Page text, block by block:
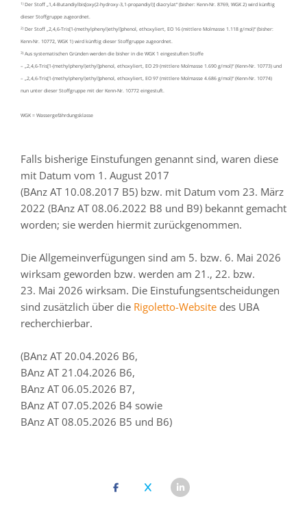
1)Der Stoff „1,4-Butandiylbis[oxy(2-hydroxy-3,1-propandiyl)] diacrylat“ (bisher: Kenn-Nr. 8769, WGK 2) wird künftig
dieser Stoffgruppe zugeordnet.
2)Der Stoff „2,4,6-Tris[1-(methylphenyl)ethyl]phenol, ethoxyliert, EO 16 (mittlere Molmasse 1.118 g/mol)“ (bisher:
Kenn-Nr. 10772, WGK 1) wird künftig dieser Stoffgruppe zugeordnet.
3)Aus systematischen Gründen werden die bisher in die WGK 1 eingestuften Stoffe
– „2,4,6-Tris[1-(methylphenyl)ethyl]phenol, ethoxyliert, EO 29 (mittlere Molmasse 1.690 g/mol)“ (Kenn-Nr. 10773) und
– „2,4,6-Tris[1-(methylphenyl)ethyl]phenol, ethoxyliert, EO 97 (mittlere Molmasse 4.686 g/mol)“ (Kenn-Nr. 10774)
nun unter dieser Stoffgruppe mit der Kenn-Nr. 10772 eingestuft.
WGK = Wassergefährdungsklasse
Falls bisherige Einstufungen genannt sind, waren diese
mit Datum vom 1. August 2017
(BAnz AT 10.08.2017 B5) bzw. mit Datum vom 23. März
2022 (BAnz AT 08.06.2022 B8 und B9) bekannt gemacht
worden; sie werden hiermit zurückgenommen.
Die Allgemeinverfügungen sind am 5. bzw. 6. Mai 2026
wirksam geworden bzw. werden am 21., 22. bzw.
23. Mai 2026 wirksam. Die Einstufungsentscheidungen
sind zusätzlich über die Rigoletto-Website des UBA
recherchierbar.
(BAnz AT 20.04.2026 B6,
BAnz AT 21.04.2026 B6,
BAnz AT 06.05.2026 B7,
BAnz AT 07.05.2026 B4 sowie
BAnz AT 08.05.2026 B5 und B6)